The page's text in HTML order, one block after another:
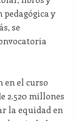
y
se
en el curso
2.520 millones
la equidad en